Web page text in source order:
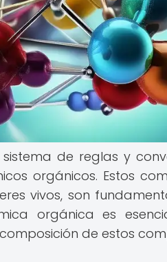
de reglas y
orgánicos. Estos
vivos, son
orgánica es
de estos